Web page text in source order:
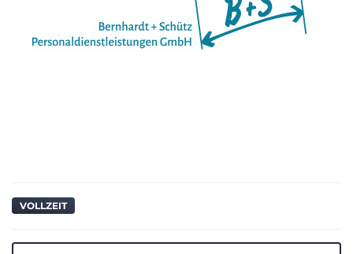
VOLLZEIT